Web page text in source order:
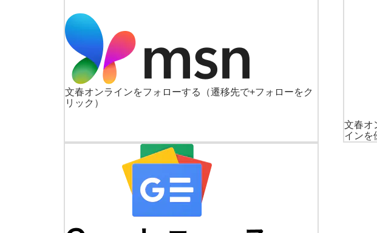
文春オンラインをフォローする
（遷移先で+フォローをク
リック）
文春オ
インを